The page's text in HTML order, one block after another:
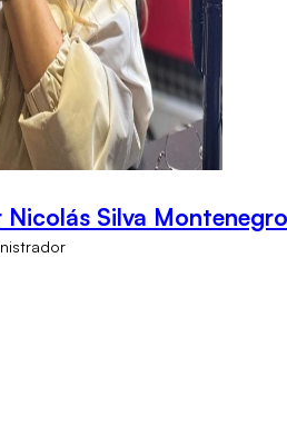
Nicolás Silva